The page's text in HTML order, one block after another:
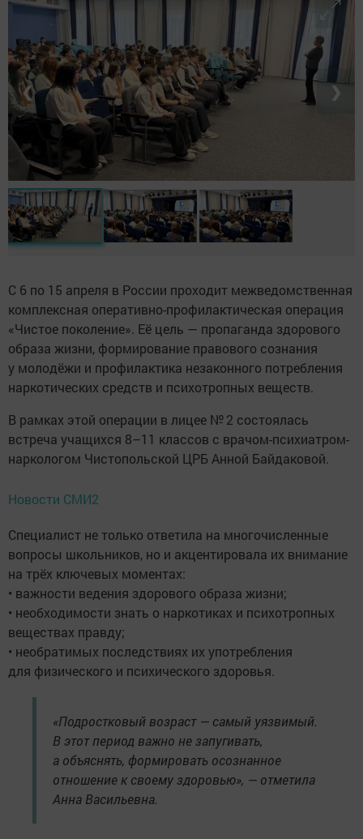
❮ ❯
С 6 по 15 апреля в России проходит межведомственная
комплексная оперативно-профилактическая операция
«Чистое поколение». Её цель — пропаганда здорового
образа жизни, формирование правового сознания
у молодёжи и профилактика незаконного потребления
наркотических средств и психотропных веществ.
В рамках этой операции в лицее № 2 состоялась
встреча учащихся 8–11 классов с врачом-психиатром-
наркологом Чистопольской ЦРБ Анной Байдаковой.
Новости СМИ2
Специалист не только ответила на многочисленные
вопросы школьников, но и акцентировала их внимание
на трёх ключевых моментах:
• важности ведения здорового образа жизни;
• необходимости знать о наркотиках и психотропных
веществах правду;
• необратимых последствиях их употребления
для физического и психического здоровья.
«Подростковый возраст — самый уязвимый.
В этот период важно не запугивать,
а объяснять, формировать осознанное
отношение к своему здоровью», — отметила
Анна Васильевна.